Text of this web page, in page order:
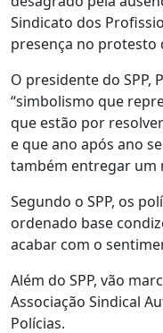
Sindicato dos
presença no protesto
O presidente do SPP,
“simbolismo que
que estão por
e que ano após ano
também entregar um
Segundo o SPP, os
ordenado base
acabar com o
Além do SPP, vão
Associação Sindical
Polícias.